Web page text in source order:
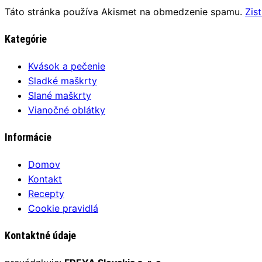
Táto stránka používa Akismet na obmedzenie spamu.
Kategórie
Kvások a pečenie
Sladké maškrty
Slané maškrty
Vianočné oblátky
Informácie
Domov
Kontakt
Recepty
Cookie pravidlá
Kontaktné údaje